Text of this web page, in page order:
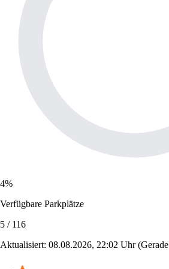
4%
Verfügbare Parkplätze
5 / 116
Aktualisiert: 08.08.2026, 22:02 Uhr